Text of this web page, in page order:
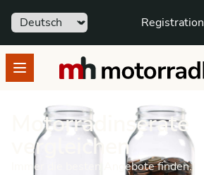
Sprache Registration
Open menumotorradhandel.ch
Motorradinserate
vergleichen
Immer die besten Angebote finden.